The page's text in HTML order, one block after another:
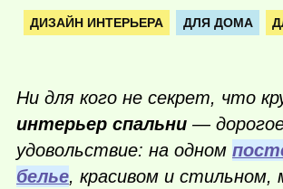
ДИЗАЙН ИНТЕРЬЕРА ДЛЯ ДОМА
Ни для кого не секрет, что
интерьер спальни —
удовольствие: на одном
белье, красивом и стильном,